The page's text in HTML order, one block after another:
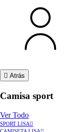
Atrás
Camisa sport
Ver Todo
SPORT LISA